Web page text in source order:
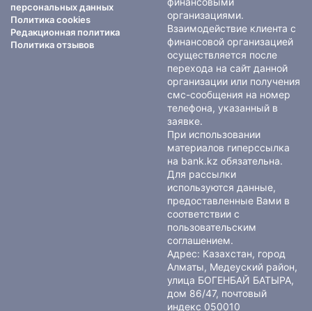
персональных данных
Политика cookies
Редакционная политика
Политика отзывов
организациями.
Взаимодействие клиента с
финансовой организацией
осуществляется после
перехода на сайт данной
организации или получения
смс-сообщения на номер
телефона, указанный в
заявке.
При использовании
материалов гиперссылка
на bank.kz обязательна.
Для рассылки
используются данные,
предоставленные Вами в
соответствии с
пользовательским
соглашением.
Адрес: Казахстан, город
Алматы, Медеуский район,
улица БОГЕНБАЙ БАТЫРА,
дом 86/47, почтовый
индекс 050010